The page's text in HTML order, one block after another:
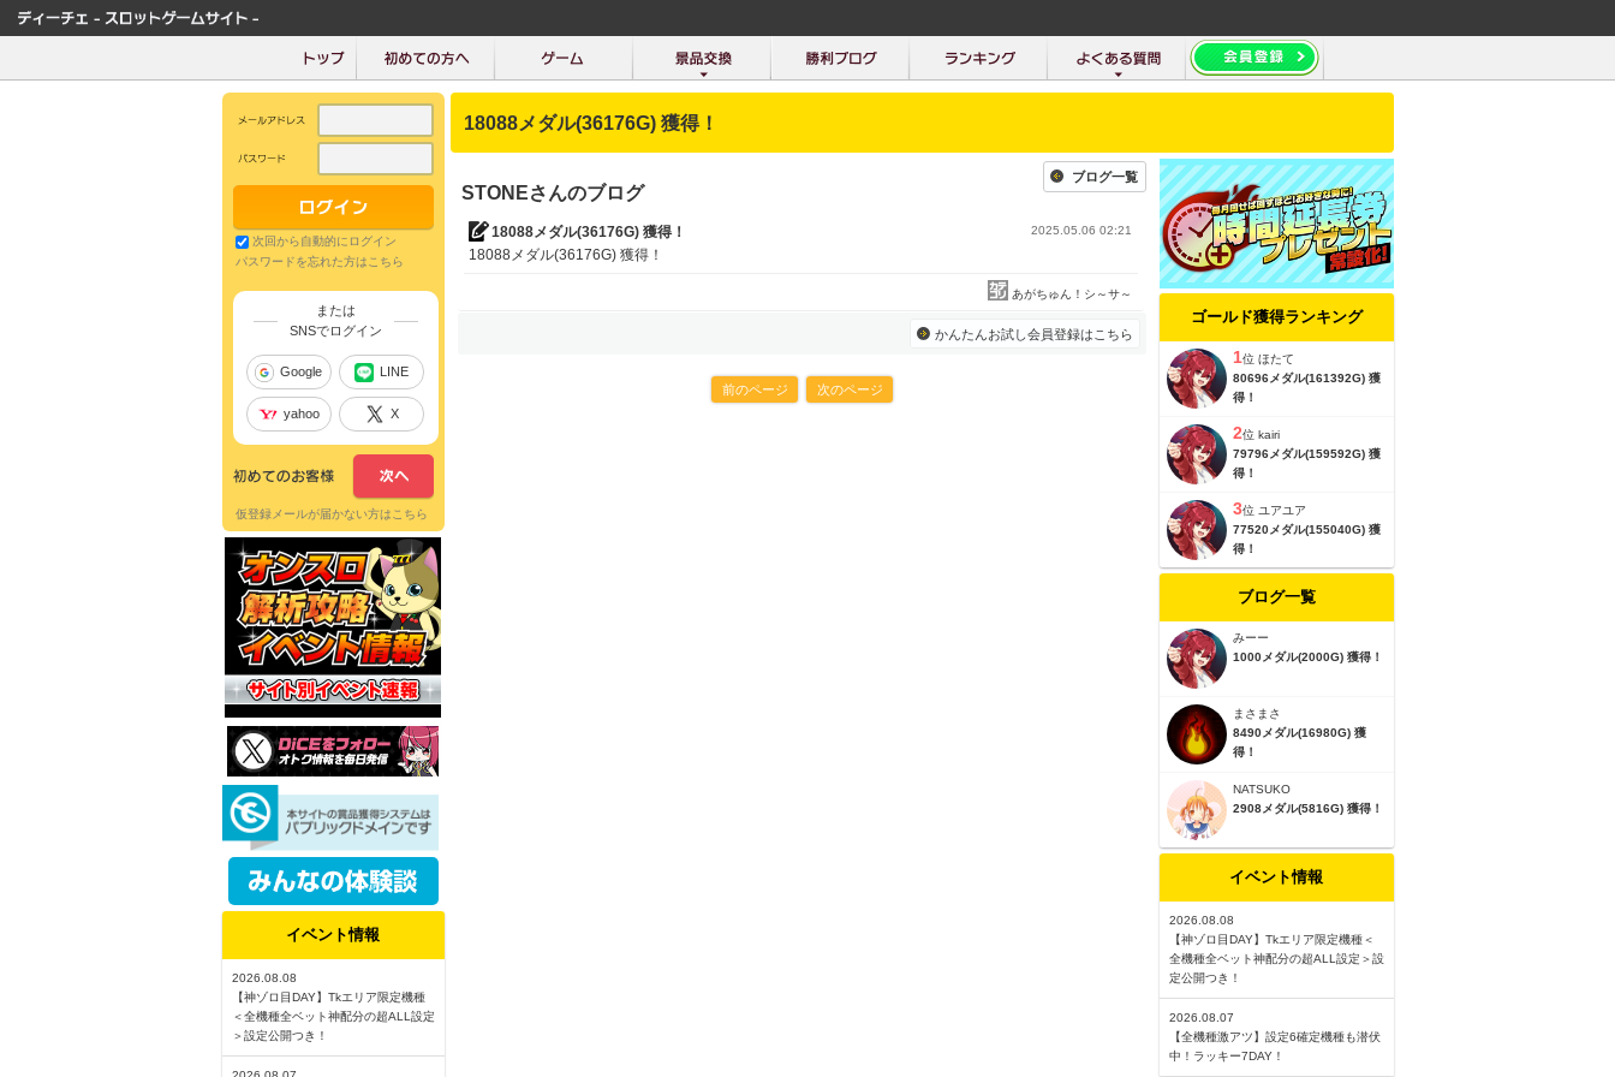
18088メダル(36176G) 獲得！
STONEさんのブログ
ブログ一覧
18088メダル(36176G) 獲得！ 2025.05.06 02:21
18088メダル(36176G) 獲得！
あがちゅん！シ～サ～
かんたんお試し会員登録はこちら
前のページ 次のページ
ゴールド獲得ランキング
1位 ほたて
80696メダル(161392G) 獲
得！
2位 kairi
79796メダル(159592G) 獲
得！
3位 ユアユア
77520メダル(155040G) 獲
得！
ブログ一覧
みーー
1000メダル(2000G) 獲得！
まさまさ
8490メダル(16980G) 獲
得！
NATSUKO
2908メダル(5816G) 獲得！
イベント情報
2026.08.08
【神ゾロ目DAY】Tkエリア限定機種＜
全機種全ベット神配分の超ALL設定＞設
定公開つき！
2026.08.07
【全機種激アツ】設定6確定機種も潜伏
中！ラッキー7DAY！
次回から自動的にログイン
パスワードを忘れた方はこちら
または
SNSでログイン
Google LINE
yahoo X
仮登録メールが届かない方はこちら
イベント情報
2026.08.08
【神ゾロ目DAY】Tkエリア限定機種
＜全機種全ベット神配分の超ALL設定
＞設定公開つき！